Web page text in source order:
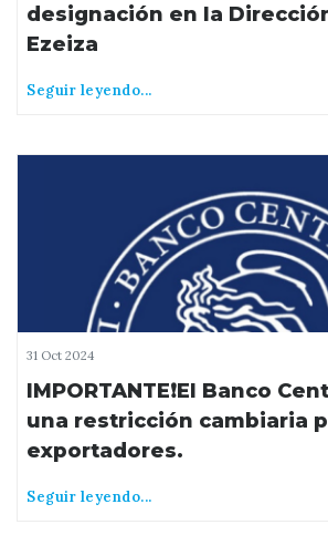
designación en la
Ezeiza
Seguir leyendo...
31 Oct 2024
IMPORTANTE❗️El Banco
una restricción cambiaria
exportadores.
Seguir leyendo...